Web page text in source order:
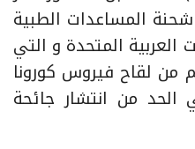
شحنة المساعدات الطبية
العربية المتحدة و التي
من لقاح فيروس كورونا
من انتشار جائحة